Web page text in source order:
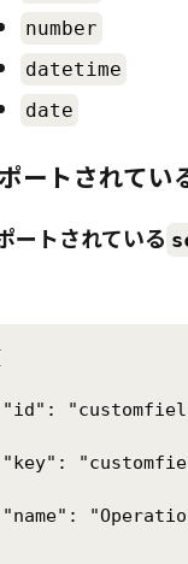
number
datetime
date
ートされてい
ートされている
"id":
"key":
"name":